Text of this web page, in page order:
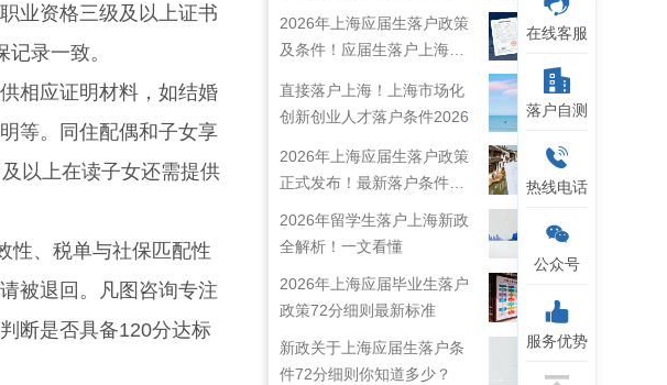
业资格三级及以上证书
录一致。
相应证明材料，如结婚
等。同住配偶和子女享
以上在读子女还需提供
、税单与社保匹配性
被退回。凡图咨询专注
断是否具备120分达标
2026年上海应届生落户政策
及条件！应届生落户上海准
直接落户上海！上海市场化
创新创业人才落户条件2026
2026年上海应届生落户政策
正式发布！最新落户条件及
流程解析！
2026年留学生落户上海新政
全解析！一文看懂
2026年上海应届毕业生落户
政策72分细则最新标准
新政关于上海应届生落户条
件72分细则你知道多少？
在线客服
落户自测
热线电话
公众号
服务优势